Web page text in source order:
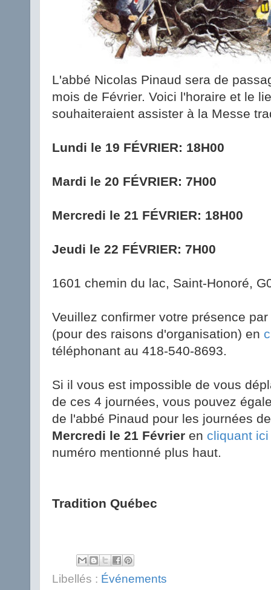
L'abbé Nicolas Pinaud sera de
mois de Février. Voici l'horaire et le
souhaiteraient assister à la Messe
Lundi le 19 FÉVRIER: 18H00
Mardi le 20 FÉVRIER: 7H00
Mercredi le 21 FÉVRIER: 18H00
Jeudi le 22 FÉVRIER: 7H00
1601 chemin du lac, Saint-Honoré,
Veuillez confirmer votre présence
(pour des raisons d'organisation) en
téléphonant au 418-540-8693.
Si il vous est impossible de vous
de ces 4 journées, vous pouvez
de l'abbé Pinaud pour les journées
Mercredi le 21 Février en cliquant ici
numéro mentionné plus haut.
Tradition Québec
Libellés : Événements